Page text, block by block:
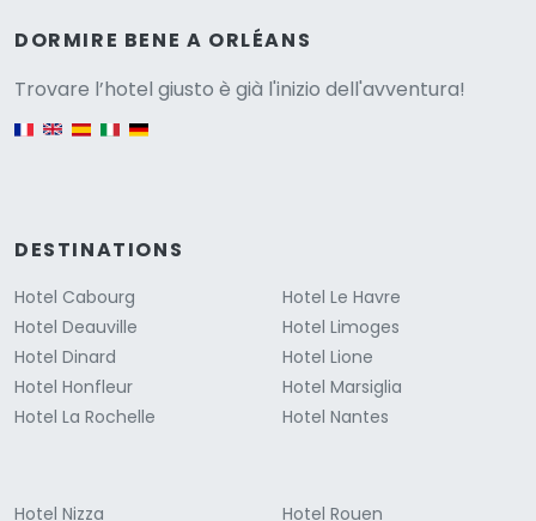
DORMIRE BENE A ORLÉANS
Trovare l’hotel giusto è già l'inizio dell'avventura!
English version
DESTINATIONS
Hotel Cabourg
Hotel Deauville
Hotel Dinard
Hotel Honfleur
Hotel La Rochelle
Hotel Le Havre
Hotel Limoges
Hotel Lione
Hotel Marsiglia
Hotel Nantes
Hotel Nizza Hotel Rouen